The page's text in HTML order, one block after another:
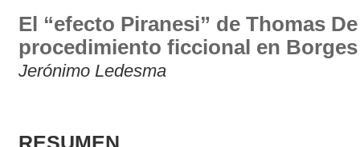
El “efecto Piranesi” de Thomas
procedimiento ficcional en Borges
Jerónimo Ledesma
RESUMEN